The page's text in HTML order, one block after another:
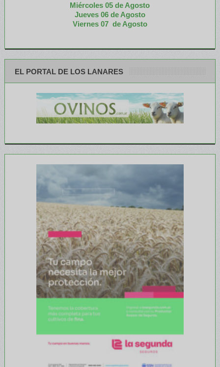
Miércoles 05 de Agosto
Jueves 06 de Agosto
Viernes 07 de Agosto
EL PORTAL DE LOS LANARES